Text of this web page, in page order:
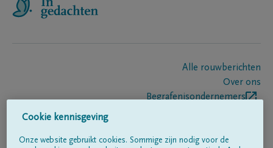
Alle rouwberichten
Over ons
Begrafenisondernemers
Cookie kennisgeving
Onze website gebruikt cookies. Sommige zijn nodig voor de